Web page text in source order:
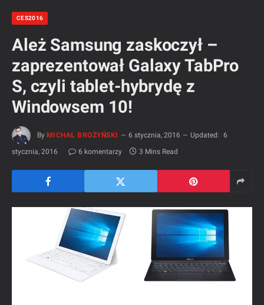
CES2016
Ależ Samsung zaskoczył –
zaprezentował Galaxy TabPro
S, czyli tablet-hybrydę z
Windowsem 10!
By MICHAŁ BROŻYŃSKI 6 stycznia, 2016 Updated: 6
stycznia, 2016
6 komentarzy 3 Mins Read